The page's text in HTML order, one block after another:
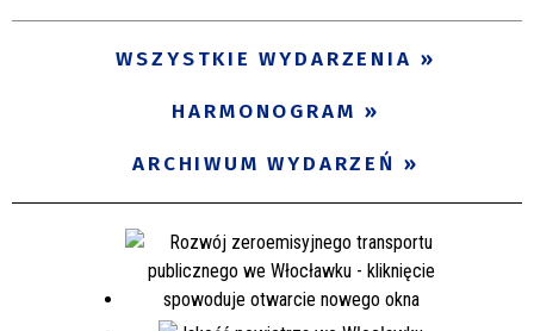
WSZYSTKIE WYDARZENIA
HARMONOGRAM
ARCHIWUM WYDARZEŃ